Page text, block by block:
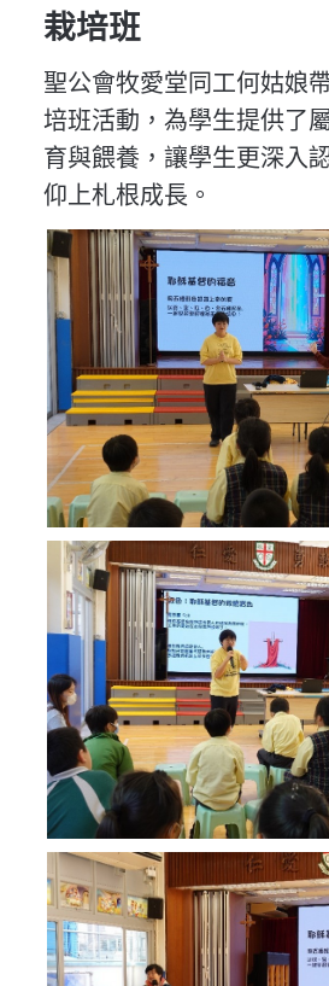
栽培班
聖公會牧愛堂同工何姑娘
培班活動，為學生提供了
育與餵養，讓學生更深入
仰上札根成長。